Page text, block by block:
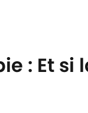
: Et si